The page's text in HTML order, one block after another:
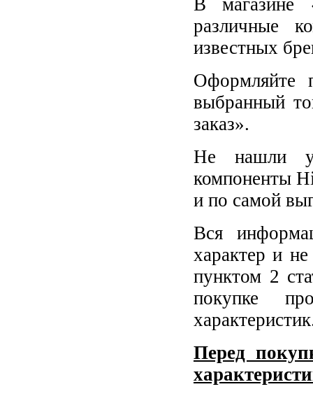
В магазине
различные
известных
Оформляйте
выбранный
заказ».
Не нашли у
компоненты
и по самой
Вся
характер и
пунктом 2
покупке
Перед